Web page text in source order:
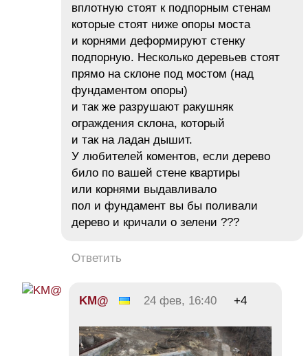
вплотную стоят к подпорным стенам
которые стоят ниже опоры моста
и корнями деформируют стенку
подпорную. Несколько деревьев стоят
прямо на склоне под мостом (над
фундаментом опоры)
и так же разрушают ракушняк
ограждения склона, который
и так на ладан дышит.
У любителей коментов, если дерево
било по вашей стене квартиры
или корнями выдавливало
пол и фундамент вы бы поливали
дерево и кричали о зелени ???
Ответить
KM@ 24 фев, 16:40 +4